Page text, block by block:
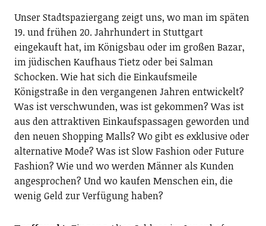
Unser Stadtspaziergang zeigt uns, wo man im späten
19. und frühen 20. Jahrhundert in Stuttgart
eingekauft hat, im Königsbau oder im großen Bazar,
im jüdischen Kaufhaus Tietz oder bei Salman
Schocken. Wie hat sich die Einkaufsmeile
Königstraße in den vergangenen Jahren entwickelt?
Was ist verschwunden, was ist gekommen? Was ist
aus den attraktiven Einkaufspassagen geworden und
den neuen Shopping Malls? Wo gibt es exklusive oder
alternative Mode? Was ist Slow Fashion oder Future
Fashion? Wie und wo werden Männer als Kunden
angesprochen? Und wo kaufen Menschen ein, die
wenig Geld zur Verfügung haben?